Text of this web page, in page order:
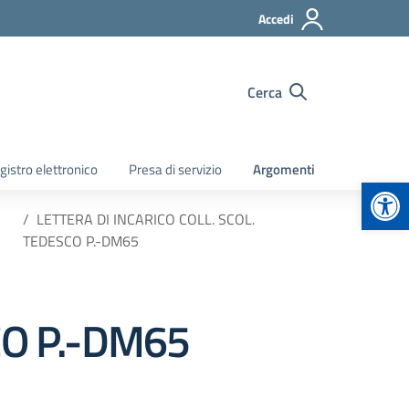
Accedi
Cerca
elettronico Presa di servizio Argomenti
LETTERA DI INCARICO COLL. SCOL.
TEDESCO P.-DM65
P.-DM65